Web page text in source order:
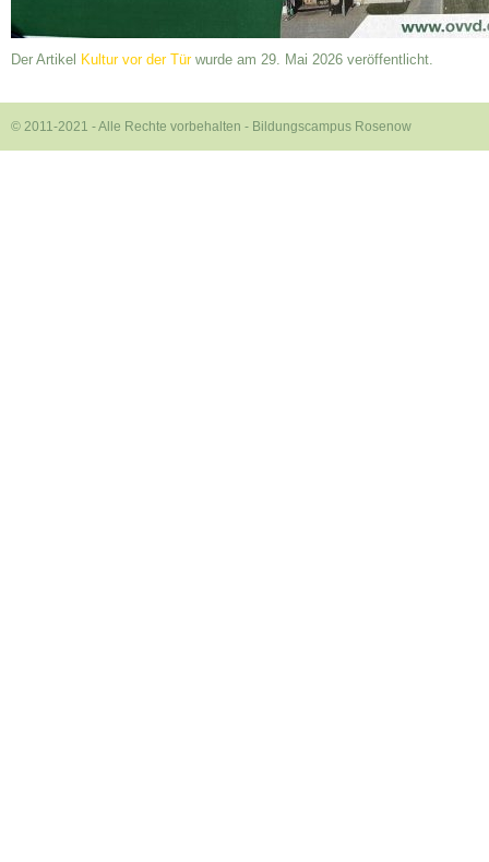
Der Artikel Kultur vor der Türwurde am 29. Mai 2026 veröffentlicht.
© 2011-2021 - Alle Rechte vorbehalten - Bildungscampus Rosenow